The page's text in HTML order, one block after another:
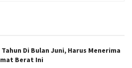
Di Bulan Juni, Harus Menerima
Berat Ini